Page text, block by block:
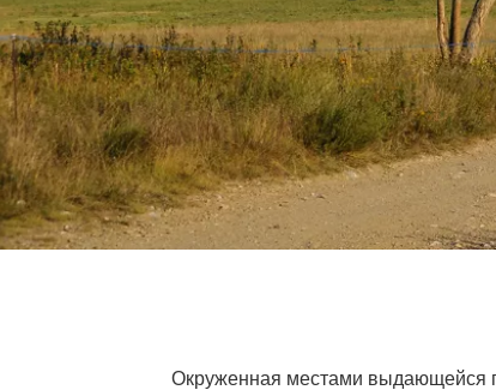
Окруженная местами выдающейся